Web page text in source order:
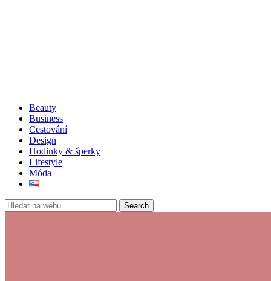
Beauty
Business
Cestování
Design
Hodinky & šperky
Lifestyle
Móda
Search